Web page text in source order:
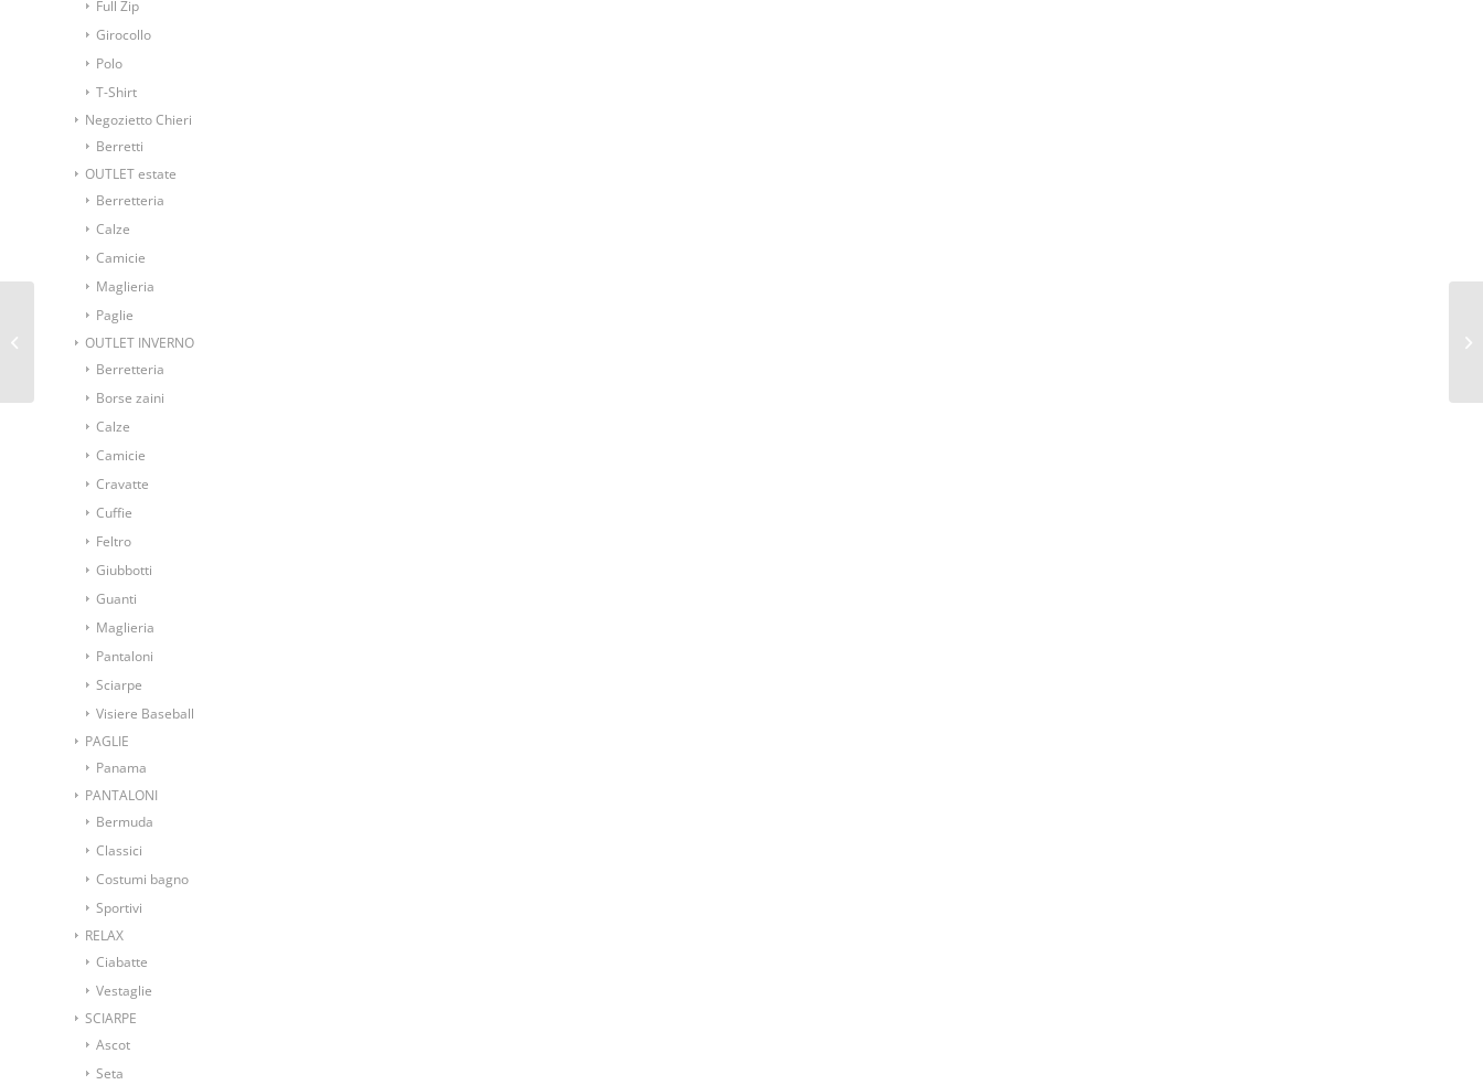
Full Zip
Girocollo
Polo
T-Shirt
Negozietto Chieri
Berretti
OUTLET estate
Berretteria
Calze
Camicie
Maglieria
Paglie
OUTLET INVERNO
Berretteria
Borse zaini
Calze
Camicie
Cravatte
Cuffie
Feltro
Giubbotti
Guanti
Maglieria
Pantaloni
Sciarpe
Visiere Baseball
PAGLIE
Panama
PANTALONI
Bermuda
Classici
Costumi bagno
Sportivi
RELAX
Ciabatte
Vestaglie
SCIARPE
Ascot
Seta
Ascot foulard da collo
fantasia mele su fondo